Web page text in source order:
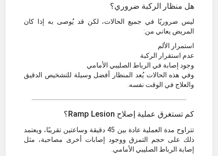
هل منظار الركبة ضروري؟
ليس ضروريًا في جميع الحالات، لكن قد يُوصى به إذا كان
المريض يعاني من:
استمرار الألم
عدم استقرار الركبة
وجود إصابة في الرباط الصليبي الأمامي
وفي هذه الحالات يُعد المنظار أفضل وسيلة للتشخيص الدقيق
والعلاج في الوقت نفسه.
كم تستغرق عملية إصلاح Ramp Lesion؟
تتراوح مدة العملية عادة بين 45 دقيقة وساعتين تقريبًا، ويعتمد
ذلك على حجم التمزق ووجود إصابات أخرى مصاحبة، مثل
إصابة الرباط الصليبي الأمامي.